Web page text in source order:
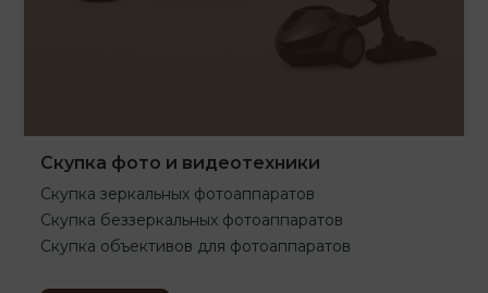
Скупка фото и видеотехники
Скупка зеркальных фотоаппаратов
Скупка беззеркальных фотоаппаратов
Скупка объективов для фотоаппаратов